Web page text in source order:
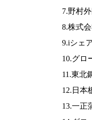
7.野村
8.株式
9.iシェ
10.グロ
11.東北
12.日本
13.一正